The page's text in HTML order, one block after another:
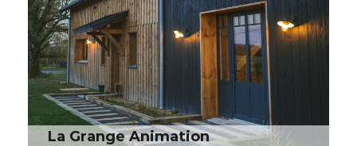
La Grange Animation